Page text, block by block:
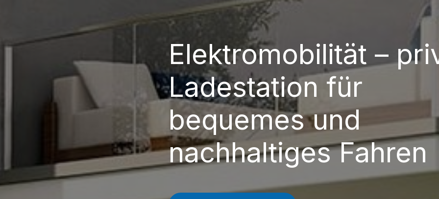
Elektromobilität –
Ladestation für
bequemes und
nachhaltiges Fahren